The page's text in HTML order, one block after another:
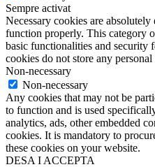
Sempre activat
Necessary cookies are
function properly. This category
basic functionalities and security
cookies do not store any
Non-necessary
Non-necessary
Any cookies that may not be
to function and is used
analytics, ads, other embedded
cookies. It is mandatory to
these cookies on your website.
DESA I ACCEPTA